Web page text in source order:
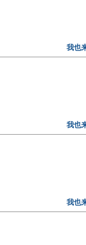
我也
我也
我也